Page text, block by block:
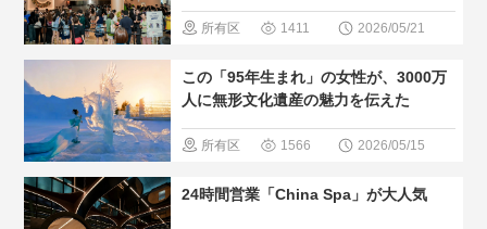
所有区
のグルメ
＃人気・お
現地の暮ら
1411 2026/05/21
この「95年生まれ」の女性が、3000万
人に無形文化遺産の魅力を伝えた
所有区 1566 2026/05/15
24時間営業「China Spa」が大人気